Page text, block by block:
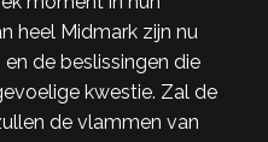
heel Midmark zijn nu
de beslissingen die
kwestie. Zal de
de vlammen van